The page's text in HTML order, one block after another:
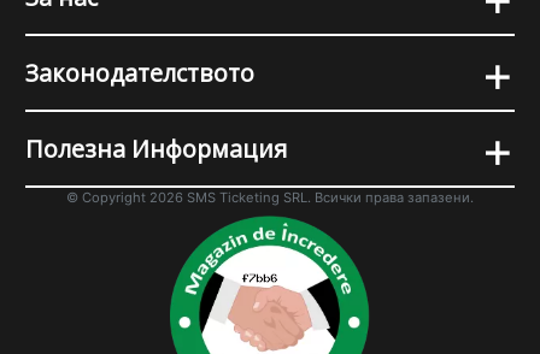
Законодателството +
Полезна Информация +
© Copyright 2026 SMS Ticketing SRL. Всички права запазени.